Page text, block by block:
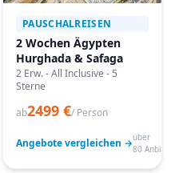
PAUSCHALREISEN
2 Wochen Ägypten
Hurghada & Safaga
2 Erw. - All Inclusive - 5
Sterne
ab2499 €/ Person
Angebote vergleichen →über
80